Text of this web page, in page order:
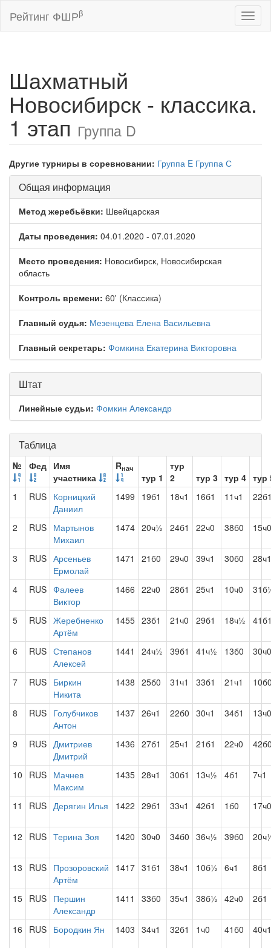
Рейтинг ФШРβ
Шахматный
Новосибирск - классика.
1 этап Группа D
Другие турниры в соревновании: Группа E Группа С
Общая информация
Метод жеребьёвки: Швейцарская
Даты проведения: 04.01.2020 - 07.01.2020
Место проведения: Новосибирск, Новосибирская
область
Контроль времени: 60' (Классика)
Главный судья: Мезенцева Елена Васильевна
Главный секретарь: Фомкина Екатерина Викторовна
Штат
Линейные судьи: Фомкин Александр
Таблица
№ Фед Имя
участника
Rнач
тур 1
тур
2
тур 3 тур 4 тур
1
RUS Корницкий
Даниил
1499 19б1 18ч1 16б1 11ч1
2 RUS Мартынов
Михаил
1474 20ч½ 24б1 22ч0 38б0 15ч0
3 RUS Арсеньев
Ермолай
1471 21б0 29ч0 39ч1 30б0 28ч1
4 RUS Фалеев
Виктор
1466 22ч0 28б1 25ч1 10ч0
5 RUS Жеребненко
Артём
1455 23б1 21ч0 29б1 18ч½
6 RUS Степанов
Алексей
1441 24ч½ 39б1 41ч½ 13б0 30ч0
7 RUS Биркин
Никита
1438 25б0 31ч1 33б1 21ч1
8 RUS Голубчиков
Антон
1437 26ч1 22б0 30ч1 34б1 13ч0
9 RUS Дмитриев
Дмитрий
1436 27б1 25ч1 21б1 22ч0
10 RUS Мачнев
Максим
1435 28ч1 30б1 13ч½ 4б1 7ч1
11 RUS Дерягин Илья 1422 29б1 33ч1 42б1 1б0 17ч0
12 RUS Терина Зоя 1420 30ч0 34б0 36ч½ 39б0
13 RUS Прозоровский
Артём
1417 31б1 38ч1 10б½ 6ч1 8б1
15 RUS Першин
Александр
1411 33б0 35ч1 38б½ 42ч0 2б1
16 RUS Бородкин Ян 1403 34ч1 32б1 1ч0 41б0 40ч1